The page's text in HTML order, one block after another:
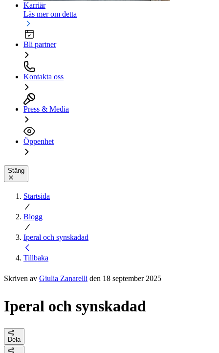
Karriär
Läs mer om detta
Bli partner
Kontakta oss
Press & Media
Öppenhet
Stäng
Startsida
Blogg
Iperal och synskadad
Tillbaka
Skriven av Giulia Zanarelli den 18 september 2025
Iperal och synskadad
Dela